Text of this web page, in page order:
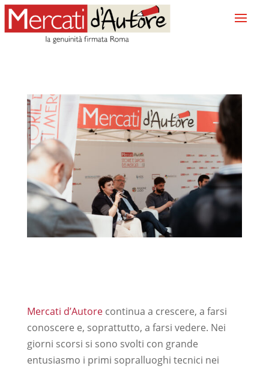
Mercati d’Autorecontinua a crescere, a farsi
conoscere e, soprattutto, a farsi vedere. Nei
giorni scorsi si sono svolti con grande
entusiasmo i primi sopralluoghi tecnici nei